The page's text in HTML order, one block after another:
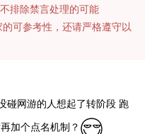
排除禁言处理的可能
可参考性，还请严格遵守以
碰网游的人想起了转阶段 跑
加个点名机制？